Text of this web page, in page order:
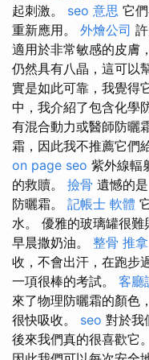
起刺激。 seo 意思 它
重新應用。 外燴公司
適用於非常敏感的皮膚
仍然具有八晶，這可以
實是如此可靠，我覺得
中，我介紹了包含化學
有混合動力或醫師防曬
霜，因此我不推薦它們
on page seo 紫外線輻
的救贖。 撿骨 遺憾的
防曬霜。 記帳士 軟體
水。 優雅的玻璃罐很
早晨撒奶油。 整骨 推拿
收，不會出汗，在跑步
一項很棒的考試。 客廳
來了物理防曬霜的顏色
很快吸收。 seo 對於我
後來我們真的很喜歡它。